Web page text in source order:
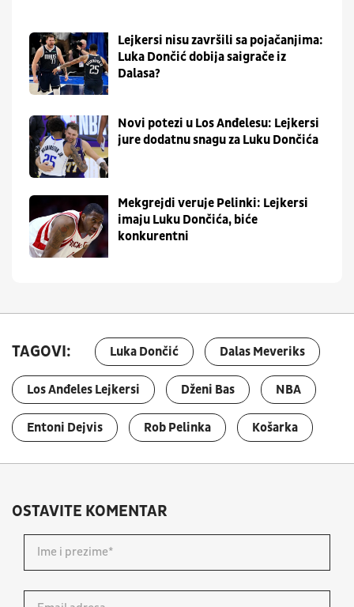
Lejkersi nisu završili sa pojačanjima:
Luka Dončić dobija saigrače iz
Dalasa?
Novi potezi u Los Anđelesu: Lejkersi
jure dodatnu snagu za Luku Dončića
Mekgrejdi veruje Pelinki: Lejkersi
imaju Luku Dončića, biće
konkurentni
TAGOVI: Luka Dončić Dalas Meveriks
Los Anđeles Lejkersi Dženi Bas NBA
Entoni Dejvis Rob Pelinka Košarka
OSTAVITE KOMENTAR